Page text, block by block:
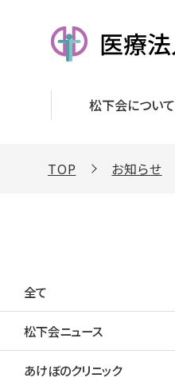
松下会について
TOP お知らせ
全て
松下会ニュース
あけぼのクリニック